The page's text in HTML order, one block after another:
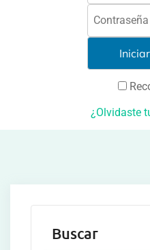
¿Olvidaste
Buscar